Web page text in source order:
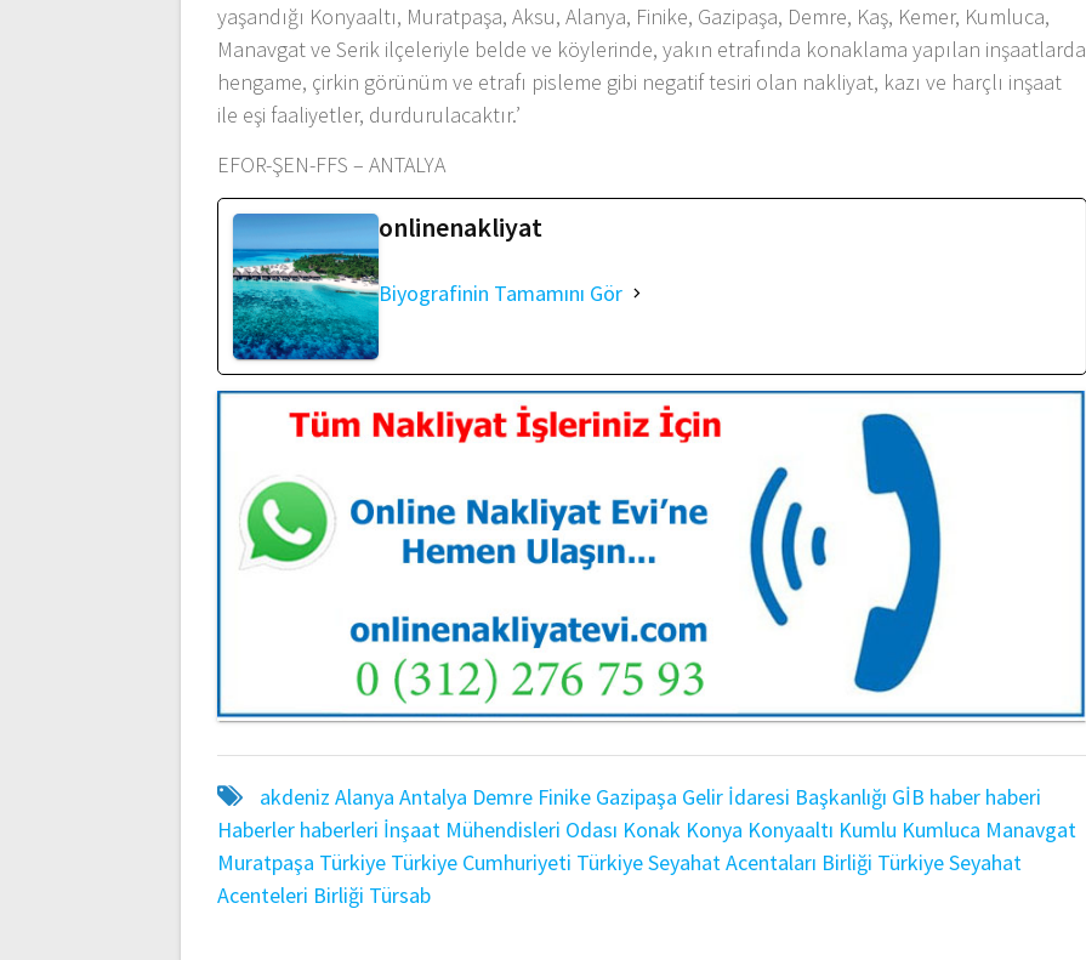
yaşandığı Konyaaltı, Muratpaşa, Aksu, Alanya, Finike, Gazipaşa, Demre, Kaş, Kemer, Kumluca,
Manavgat ve Serik ilçeleriyle belde ve köylerinde, yakın etrafında konaklama yapılan inşaatlarda
hengame, çirkin görünüm ve etrafı pisleme gibi negatif tesiri olan nakliyat, kazı ve harçlı inşaat
ile eşi faaliyetler, durdurulacaktır.’
EFOR-ŞEN-FFS – ANTALYA
onlinenakliyat
Biyografinin Tamamını Gör
akdeniz Alanya Antalya Demre Finike Gazipaşa Gelir İdaresi Başkanlığı GİB haber haberi
Haberler haberleri İnşaat Mühendisleri Odası Konak Konya Konyaaltı Kumlu Kumluca Manavgat
Muratpaşa Türkiye Türkiye Cumhuriyeti Türkiye Seyahat Acentaları Birliği Türkiye Seyahat
Acenteleri Birliği Türsab